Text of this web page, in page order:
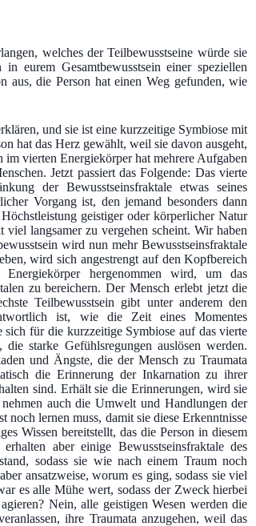
welches der Teilbewusstseine würde sie
eurem Gesamtbewusstsein einer speziellen
aus, die Person hat einen Weg gefunden, wie
und sie ist eine kurzzeitige Symbiose mit
hat das Herz gewählt, weil sie davon ausgeht,
vierten Energiekörper hat mehrere Aufgaben
Jetzt passiert das Folgende: Das vierte
der Bewusstseinsfraktale etwas seines
Vorgang ist, den jemand besonders dann
geistiger oder körperlicher Natur
langsamer zu vergehen scheint. Wir haben
wird nun mehr Bewusstseinsfraktale
wird sich angestrengt auf den Kopfbereich
Energiekörper hergenommen wird, um das
zu bereichern. Der Mensch erlebt jetzt die
Teilbewusstsein gibt unter anderem den
ist, wie die Zeit eines Momentes
für die kurzzeitige Symbiose auf das vierte
starke Gefühlsregungen auslösen werden.
und Ängste, die der Mensch zu Traumata
die Erinnerung der Inkarnation zu ihrer
sind. Erhält sie die Erinnerungen, wird sie
auch die Umwelt und Handlungen der
noch lernen muss, damit sie diese Erkenntnisse
Wissen bereitstellt, das die Person in diesem
aber einige Bewusstseinsfraktale des
sodass sie wie nach einem Traum noch
ansatzweise, worum es ging, sodass sie viel
es alle Mühe wert, sodass der Zweck hierbei
Nein, alle geistigen Wesen werden die
ihre Traumata anzugehen, weil das